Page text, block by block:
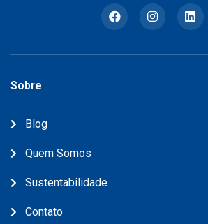
Sobre
Blog
Quem Somos
Sustentabilidade
Contato